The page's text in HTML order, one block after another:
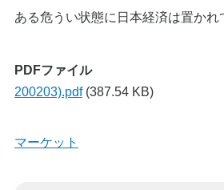
ある危うい状態に日本経済は置かれ
PDFファイル
200203).pdf (387.54 KB)
マーケット